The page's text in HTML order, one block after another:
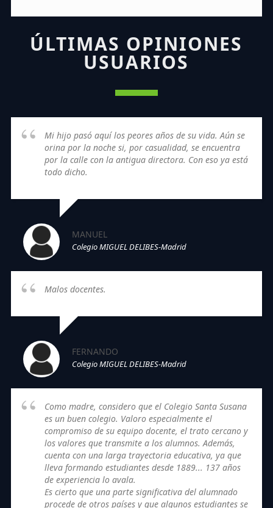
ÚLTIMAS OPINIONES
USUARIOS
Mi hijo pasó aquí los peores años de su vida. Aún se
orina por la noche si, por casualidad, se encuentra
por la calle con la antigua directora. Con eso ya está
todo dicho.
MANUEL
Colegio MIGUEL DELIBES-Madrid
Malos docentes.
FERNANDO
Colegio MIGUEL DELIBES-Madrid
Como madre, considero que el Colegio Santa Susana
es un buen colegio. Valoro especialmente el
compromiso de su equipo docente, el trato cercano y
los valores que transmite a los alumnos. Además,
cuenta con una larga trayectoria educativa, ya que
lleva formando estudiantes desde 1889... 137 años
de experiencia lo avala.
Es cierto que una parte significativa del alumnado
procede de otros países y que algunos estudiantes se